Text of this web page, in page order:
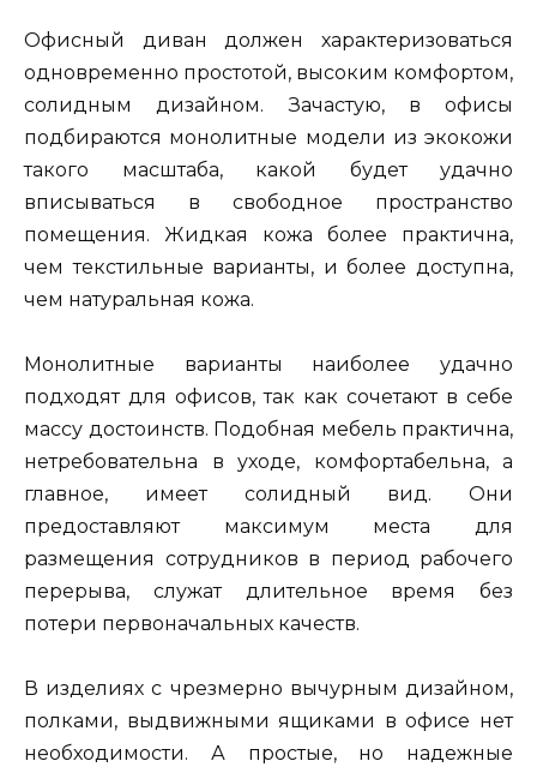
Офисный диван должен характеризоваться
одновременно простотой, высоким комфортом,
солидным дизайном. Зачастую, в офисы
подбираются монолитные модели из экокожи
такого масштаба, какой будет удачно
вписываться в свободное пространство
помещения. Жидкая кожа более практична,
чем текстильные варианты, и более доступна,
чем натуральная кожа.
Монолитные варианты наиболее удачно
подходят для офисов, так как сочетают в себе
массу достоинств. Подобная мебель практична,
нетребовательна в уходе, комфортабельна, а
главное, имеет солидный вид. Они
предоставляют максимум места для
размещения сотрудников в период рабочего
перерыва, служат длительное время без
потери первоначальных качеств.
В изделиях с чрезмерно вычурным дизайном,
полками, выдвижными ящиками в офисе нет
необходимости. А простые, но надежные